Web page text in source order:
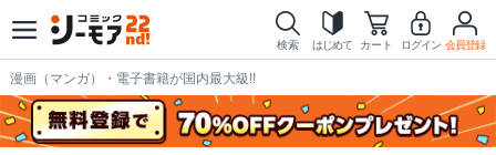
検索 はじめて カート ログイン 会員登録
漫画（マンガ）・電子書籍が国内最大級!!